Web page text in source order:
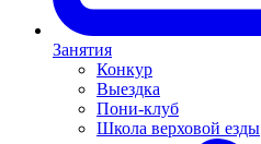
Занятия
Конкур
Выездка
Пони-клуб
Школа верховой езды